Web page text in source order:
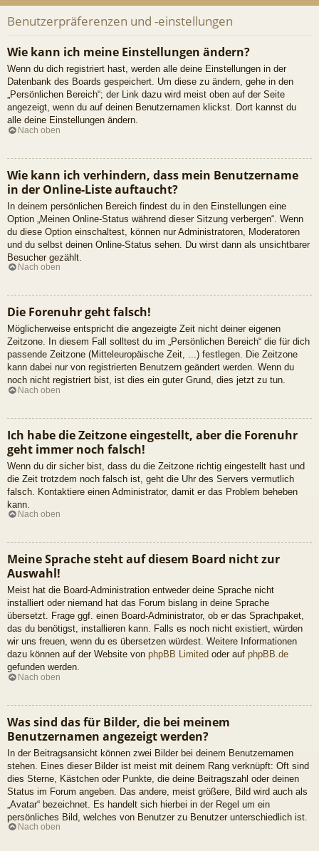
Benutzerpräferenzen und -einstellungen
Wie kann ich meine Einstellungen ändern?
Wenn du dich registriert hast, werden alle deine Einstellungen in der
Datenbank des Boards gespeichert. Um diese zu ändern, gehe in den
„Persönlichen Bereich“; der Link dazu wird meist oben auf der Seite
angezeigt, wenn du auf deinen Benutzernamen klickst. Dort kannst du
alle deine Einstellungen ändern.
Nach oben
Wie kann ich verhindern, dass mein Benutzername
in der Online-Liste auftaucht?
In deinem persönlichen Bereich findest du in den Einstellungen eine
Option „Meinen Online-Status während dieser Sitzung verbergen“. Wenn
du diese Option einschaltest, können nur Administratoren, Moderatoren
und du selbst deinen Online-Status sehen. Du wirst dann als unsichtbarer
Besucher gezählt.
Nach oben
Die Forenuhr geht falsch!
Möglicherweise entspricht die angezeigte Zeit nicht deiner eigenen
Zeitzone. In diesem Fall solltest du im „Persönlichen Bereich“ die für dich
passende Zeitzone (Mitteleuropäische Zeit, ...) festlegen. Die Zeitzone
kann dabei nur von registrierten Benutzern geändert werden. Wenn du
noch nicht registriert bist, ist dies ein guter Grund, dies jetzt zu tun.
Nach oben
Ich habe die Zeitzone eingestellt, aber die Forenuhr
geht immer noch falsch!
Wenn du dir sicher bist, dass du die Zeitzone richtig eingestellt hast und
die Zeit trotzdem noch falsch ist, geht die Uhr des Servers vermutlich
falsch. Kontaktiere einen Administrator, damit er das Problem beheben
kann.
Nach oben
Meine Sprache steht auf diesem Board nicht zur
Auswahl!
Meist hat die Board-Administration entweder deine Sprache nicht
installiert oder niemand hat das Forum bislang in deine Sprache
übersetzt. Frage ggf. einen Board-Administrator, ob er das Sprachpaket,
das du benötigst, installieren kann. Falls es noch nicht existiert, würden
wir uns freuen, wenn du es übersetzen würdest. Weitere Informationen
dazu können auf der Website von phpBB Limited oder auf phpBB.de
gefunden werden.
Nach oben
Was sind das für Bilder, die bei meinem
Benutzernamen angezeigt werden?
In der Beitragsansicht können zwei Bilder bei deinem Benutzernamen
stehen. Eines dieser Bilder ist meist mit deinem Rang verknüpft: Oft sind
dies Sterne, Kästchen oder Punkte, die deine Beitragszahl oder deinen
Status im Forum angeben. Das andere, meist größere, Bild wird auch als
„Avatar“ bezeichnet. Es handelt sich hierbei in der Regel um ein
persönliches Bild, welches von Benutzer zu Benutzer unterschiedlich ist.
Nach oben